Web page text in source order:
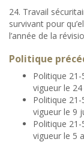
24. Travail
survivant pour
l’année de la
Politique
Politique
vigueur le
Politique
vigueur le 9
Politique
vigueur le 5